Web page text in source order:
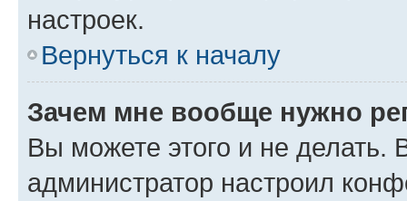
настроек.
Вернуться к началу
Зачем мне вообще нужно
Вы можете этого и не делать.
администратор настроил